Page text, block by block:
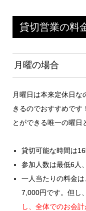
貸切営業の料
月曜の場合
月曜日は本来定休日
きるのでおすすめです
とができる唯一の曜日
貸切可能な時間は
参加人数は最低6人
一人当たりの料金
7,000円です。但し、
し、全体でのお会